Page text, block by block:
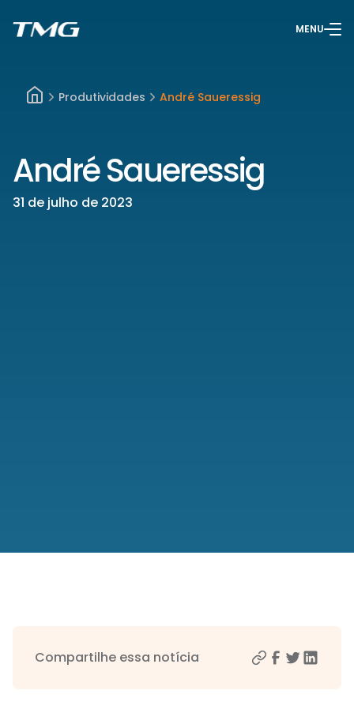
MENU
Produtividades André Saueressig
André Saueressig
31 de julho de 2023
Compartilhe essa notícia